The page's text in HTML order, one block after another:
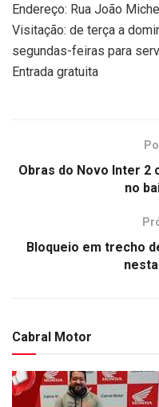
Endereço: Rua João
Visitação: de terça a
segundas-feiras para
Entrada gratuita
Obras do Novo Inter
no
Bloqueio em trecho
Cabral Motor